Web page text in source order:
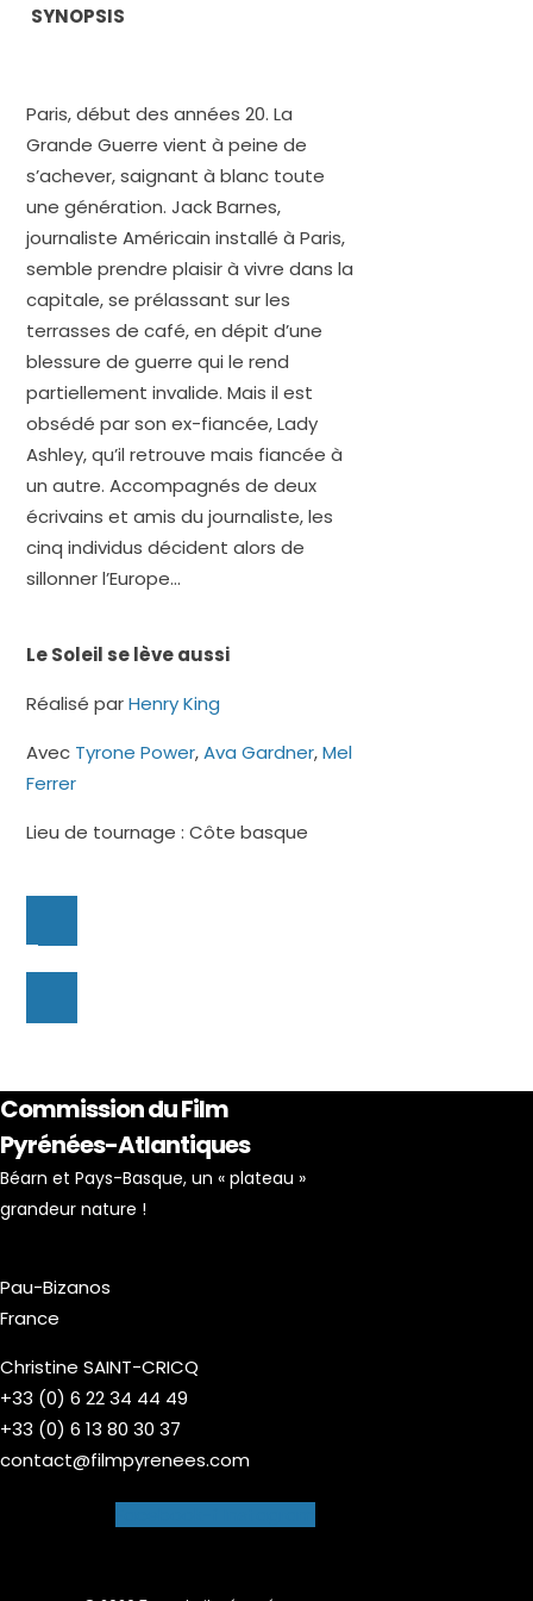
SYNOPSIS
Paris, début des années 20. La
Grande Guerre vient à peine de
s’achever, saignant à blanc toute
une génération. Jack Barnes,
journaliste Américain installé à Paris,
semble prendre plaisir à vivre dans la
capitale, se prélassant sur les
terrasses de café, en dépit d’une
blessure de guerre qui le rend
partiellement invalide. Mais il est
obsédé par son ex-fiancée, Lady
Ashley, qu’il retrouve mais fiancée à
un autre. Accompagnés de deux
écrivains et amis du journaliste, les
cinq individus décident alors de
sillonner l’Europe…
Le Soleil se lève aussi
Réalisé parHenry King
Avec Tyrone Power,Ava Gardner,Mel
Ferrer
Lieu de tournage : Côte basque
Commission du Film
Pyrénées-Atlantiques
Béarn et Pays-Basque, un « plateau »
grandeur nature !
Pau-Bizanos
France
Christine SAINT-CRICQ
+33 (0) 6 22 34 44 49
+33 (0) 6 13 80 30 37
contact@filmpyrenees.com